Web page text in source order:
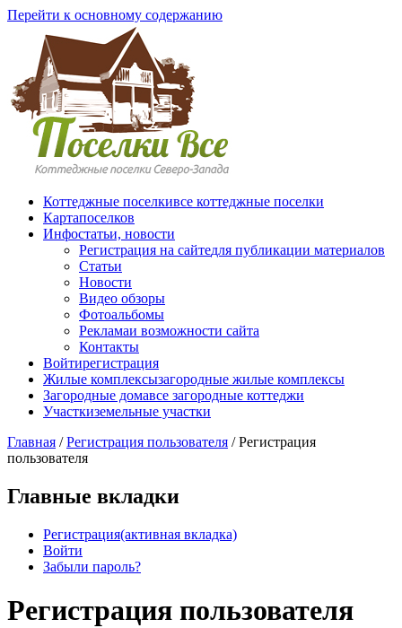
Перейти к основному содержанию
Коттеджные поселкивсе коттеджные поселки
Картапоселков
Инфостатьи, новости
Регистрация на сайтедля публикации материалов
Статьи
Новости
Видео обзоры
Фотоальбомы
Рекламаи возможности сайта
Контакты
Войтирегистрация
Жилые комплексызагородные жилые комплексы
Загородные домавсе загородные коттеджи
Участкиземельные участки
Главная / Регистрация пользователя /Регистрация
пользователя
Главные вкладки
Регистрация(активная вкладка)
Войти
Забыли пароль?
Регистрация пользователя